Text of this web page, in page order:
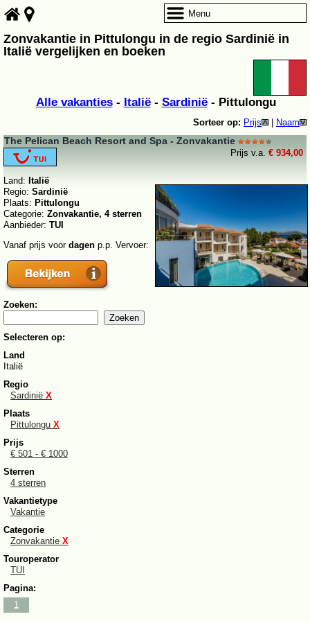
Zonvakantie in Pittulongu in de regio Sardinië in
Italië vergelijken en boeken
Alle vakanties- Italië- Sardinië- Pittulongu
Sorteer op: Prijs Naam
The Pelican Beach Resort and Spa - Zonvakantie
Prijs v.a. € 934,00
Land: Italië
Regio: Sardinië
Plaats: Pittulongu
Categorie: Zonvakantie, 4 sterren
Aanbieder: TUI
Vanaf prijs voor dagen p.p. Vervoer:
Zoeken:
Selecteren op:
Land
Italië
Regio
Sardinië X
Plaats
Pittulongu X
Prijs
€ 501 - € 1000
Sterren
4 sterren
Vakantietype
Vakantie
Categorie
Zonvakantie X
Touroperator
TUI
Pagina:
1
Menu